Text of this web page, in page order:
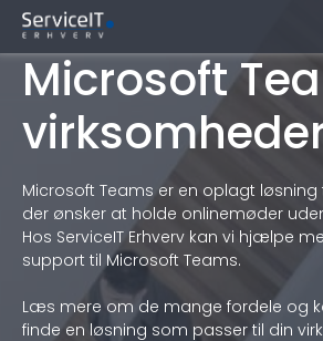
Hop
indholdet
Microsoft
Microsoft Teams er en oplagt løsning
der ønsker at holde onlinemøder
Hos ServiceIT Erhverv kan vi hjælpe
support til Microsoft Teams.
Læs mere om de mange fordele og
finde en løsning som passer til din